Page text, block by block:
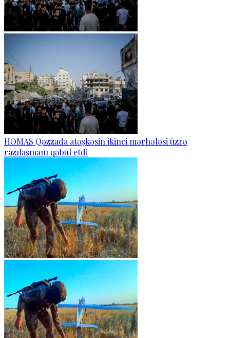
HƏMAS Qəzzada atəşkəsin ikinci mərhələsi üzrə
razılaşmanı qəbul etdi